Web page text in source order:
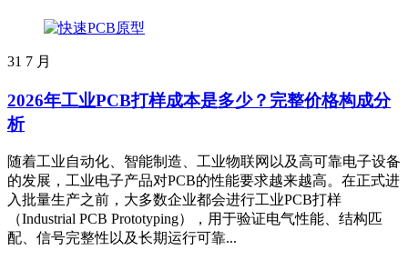
31 7 月
2026年工业PCB打样成本是多少？完整价格构成分
析
随着工业自动化、智能制造、工业物联网以及高可靠电子设备
的发展，工业电子产品对PCB的性能要求越来越高。在正式进
入批量生产之前，大多数企业都会进行工业PCB打样
（Industrial PCB Prototyping），用于验证电气性能、结构匹
配、信号完整性以及长期运行可靠...